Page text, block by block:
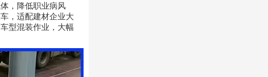
，降低职业病风
，适配建材企业大
型混装作业，大幅